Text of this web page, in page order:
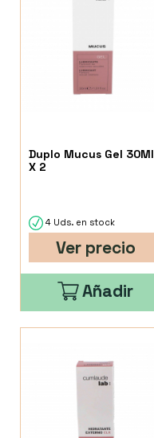
Duplo Mucus Gel 30Ml
X 2
4 Uds. en stock
Ver precio
Añadir